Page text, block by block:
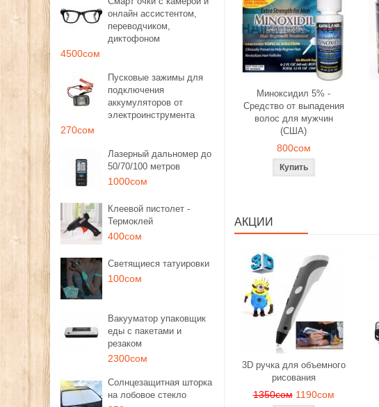
онлайн ассистентом,
переводчиком,
диктофоном
4500сом
Пусковые зажимы для
подключения
аккумуляторов от
электроинструмента
270сом
Лазерный дальномер до
50/70/100 метров
1000сом
Клеевой пистолет -
Термоклей
400сом
Светящиеся татуировки
100сом
Вакууматор упаковщик
еды с пакетами и
резаком
2300сом
Солнцезащитная шторка
на лобовое стекло
Миноксидил 5% -
Средство от выпадения
волос для мужчин
(США)
800сом
АКЦИИ
3D ручка для объемного
рисования
1350сом 1190сом